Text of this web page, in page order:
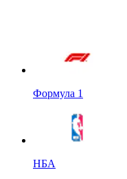
Формула 1
НБА